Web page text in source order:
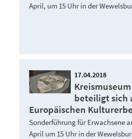
April, um 15 Uhr in der
17.04.2018
beteiligt sich
Europäischen
Sonderführung für Erwachsene
April um 15 Uhr in der